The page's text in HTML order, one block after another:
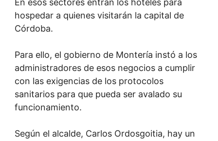
En esos sectores entran los hoteles para
hospedar a quienes visitarán la capital de
Córdoba.
Para ello, el gobierno de Montería instó a los
administradores de esos negocios a cumplir
con las exigencias de los protocolos
sanitarios para que pueda ser avalado su
funcionamiento.
Según el alcalde, Carlos Ordosgoitia, hay un